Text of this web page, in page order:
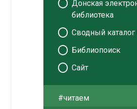
Донская
библиотека
Сводный
Библиопоиск
Сайт
#читаем